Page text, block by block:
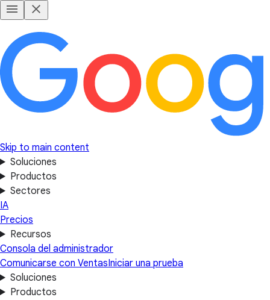
Skip to main content
Soluciones
Productos
Sectores
IA
Precios
Recursos
Consola del administrador
Comunicarse con VentasIniciar una prueba
Soluciones
Productos